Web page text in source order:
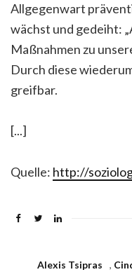
Allgegenwart
wächst und gedeiht:
Maßnahmen zu
Durch diese
greifbar.
[...]
Quelle: http://
Alexis Tsipras ,